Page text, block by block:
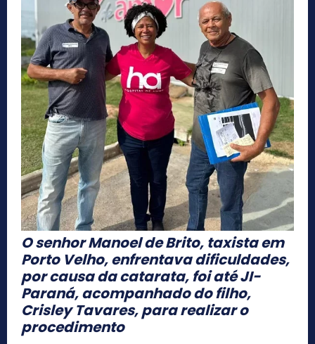
O senhor Manoel de Brito, taxista em
Porto Velho, enfrentava dificuldades,
por causa da catarata, foi até JI-
Paraná, acompanhado do filho,
Crisley Tavares, para realizar o
procedimento